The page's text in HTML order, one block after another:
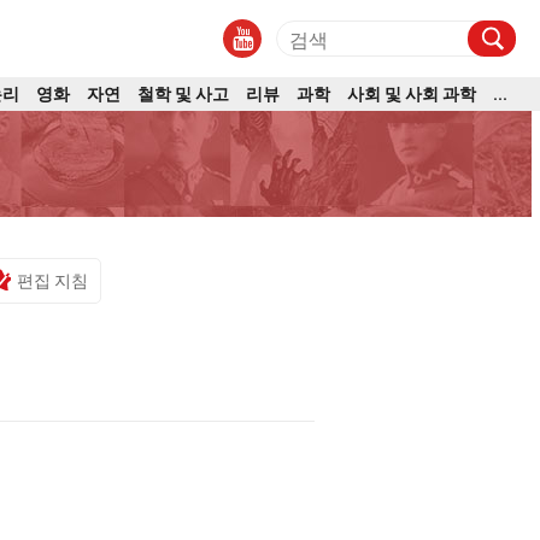
영화 자연 철학 및 사고 리뷰 과학 사회 및 사회 과학
...
편집 지침